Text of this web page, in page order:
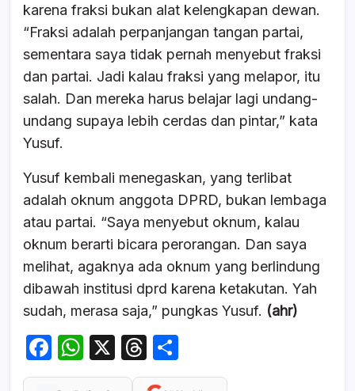
karena fraksi bukan alat kelengkapan dewan.
“Fraksi adalah perpanjangan tangan partai,
sementara saya tidak pernah menyebut fraksi
dan partai. Jadi kalau fraksi yang melapor, itu
salah. Dan mereka harus belajar lagi undang-
undang supaya lebih cerdas dan pintar,” kata
Yusuf.
Yusuf kembali menegaskan, yang terlibat
adalah oknum anggota DPRD, bukan lembaga
atau partai. “Saya menyebut oknum, kalau
oknum berarti bicara perorangan. Dan saya
melihat, agaknya ada oknum yang berlindung
dibawah institusi dprd karena ketakutan. Yah
sudah, merasa saja,” pungkas Yusuf. (ahr)
F
a
W
h
X
T
hr h